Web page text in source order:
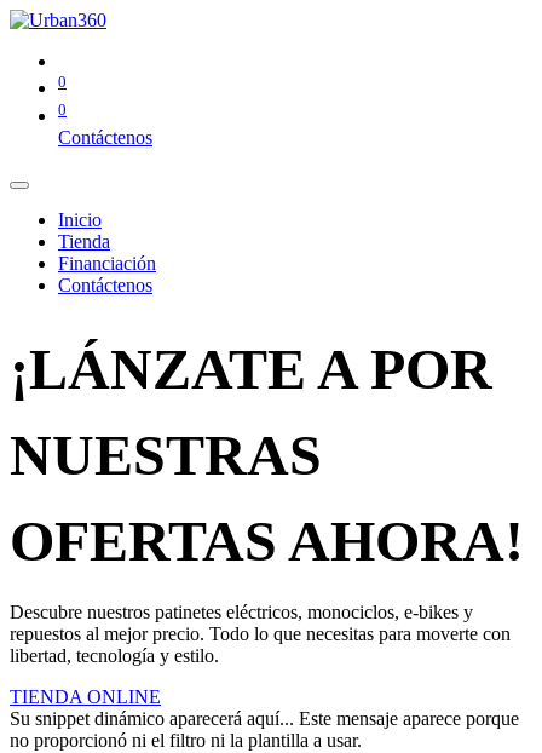
0
0
Contáctenos
Inicio
Tienda
Financiación
Contáctenos
¡LÁNZATE A POR
NUESTRAS
OFERTAS AHORA!
Descubre nuestros patinetes eléctricos, monociclos, e-bikes y
repuestos al mejor precio. Todo lo que necesitas para moverte con
libertad, tecnología y estilo.
TIENDA ONLINE
Su snippet dinámico aparecerá aquí... Este mensaje aparece porque
no proporcionó ni el filtro ni la plantilla a usar.